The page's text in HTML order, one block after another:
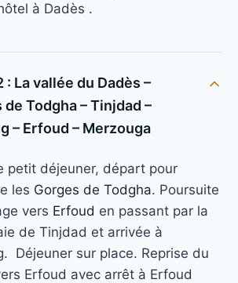
à Dadès .
: La vallée du Dadès –
de Todgha – Tinjdad –
– Erfoud – Merzouga
petit déjeuner, départ pour
les Gorges de Todgha. Poursuite
vers Erfoud en passant par la
de Tinjdad et arrivée à
Déjeuner sur place. Reprise du
Erfoud avec arrêt à Erfoud